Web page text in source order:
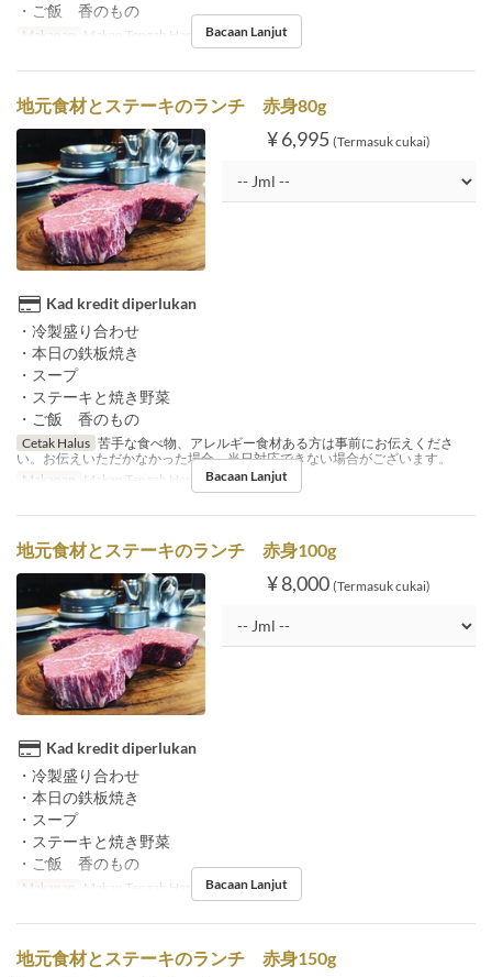
・ご飯 香のもの
Makanan Makan Tengah Hari Bacaan Lanjut
地元食材とステーキのランチ 赤身80g
¥ 6,995 (Termasuk cukai)
Kad kredit diperlukan
・冷製盛り合わせ
・本日の鉄板焼き
・スープ
・ステーキと焼き野菜
・ご飯 香のもの
Cetak Halus 苦手な食べ物、アレルギー食材ある方は事前にお伝えくださ
い。お伝えいただかなかった場合、当日対応できない場合がございます。
Makanan
Makan Tengah Hari Bacaan Lanjut
地元食材とステーキのランチ 赤身100g
¥ 8,000 (Termasuk cukai)
Kad kredit diperlukan
・冷製盛り合わせ
・本日の鉄板焼き
・スープ
・ステーキと焼き野菜
・ご飯 香のもの
Makanan Makan Tengah Hari Bacaan Lanjut
地元食材とステーキのランチ 赤身150g